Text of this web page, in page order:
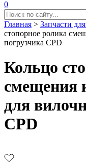
0
Главная > Запчасти
стопорное ролика
погрузчика CPD
Кольцо
смещения
для
CPD